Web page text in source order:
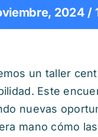
2024 /
un taller
Este
nuevas
mano cómo